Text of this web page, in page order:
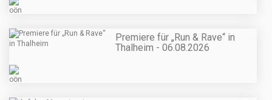
Premiere für „Run & Rave“ in
Thalheim - 06.08.2026